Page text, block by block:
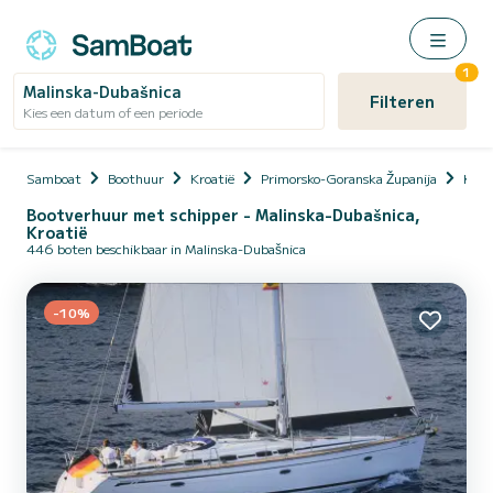
Malinska-Dubašnica
Kies een datum of een periode Filteren
1
Samboat Boothuur Kroatië Primorsko-Goranska Županija Krk
Bootverhuur met schipper - Malinska-Dubašnica,
Kroatië
446 boten beschikbaar in Malinska-Dubašnica
-10%